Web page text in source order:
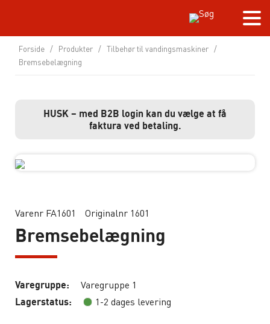
Forside / Produkter / Tilbehør til vandingsmaskiner /
Bremsebelægning
HUSK – med B2B login kan du vælge at få
faktura ved betaling.
Varenr FA1601 Originalnr 1601
Bremsebelægning
Varegruppe: Varegruppe 1
Lagerstatus: 1-2 dages levering